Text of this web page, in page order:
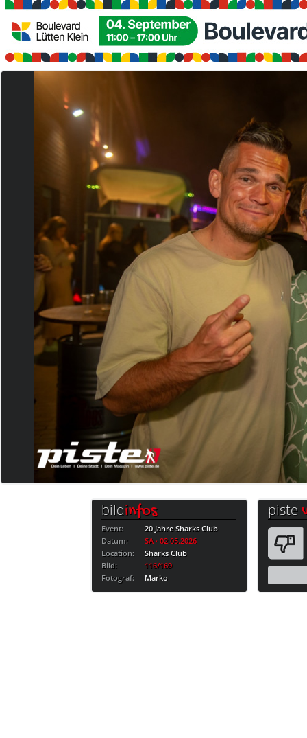
bildinfos
Event:
20 Jahre Sharks Club
Datum:
SA · 02.05.2026
Location:
Sharks Club
Bild:
116/169
Fotograf:
Marko
piste